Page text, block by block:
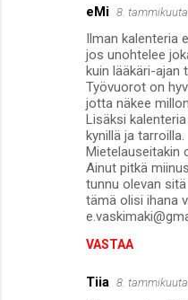
eMi 8.
Ilman kalenteria
jos unohtelee
kuin lääkäri-ajan
Työvuorot on
jotta näkee
Lisäksi
kynillä ja tarroilla.
Mietelauseitakin
Ainut pitkä
tunnu olevan
tämä olisi ihana
VASTAA
Tiia 8.